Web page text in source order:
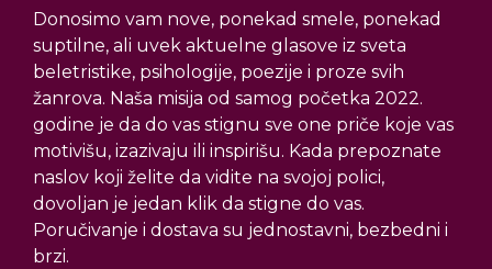
Donosimo vam nove, ponekad smele, ponekad
suptilne, ali uvek aktuelne glasove iz sveta
beletristike, psihologije, poezije i proze svih
žanrova. Naša misija od samog početka 2022.
godine je da do vas stignu sve one priče koje vas
motivišu, izazivaju ili inspirišu. Kada prepoznate
naslov koji želite da vidite na svojoj polici,
dovoljan je jedan klik da stigne do vas.
Poručivanje i dostava su jednostavni, bezbedni i
brzi.